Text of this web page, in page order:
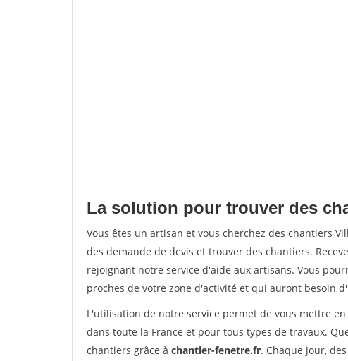
La solution pour trouver des
Vous êtes un artisan et vous cherchez des chantiers
des demande de devis et trouver des chantiers.
rejoignant notre service d'aide aux artisans. Vous
proches de votre zone d'activité et qui auront besoin
L'utilisation de notre service permet de vous mettre
dans toute la France et pour tous types de travaux.
chantiers grâce à chantier-fenetre.fr. Chaque jour,